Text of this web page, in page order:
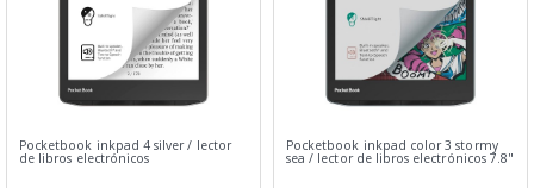
Pocketbook inkpad 4 silver / lector
de libros electrónicos
Pocketbook inkpad color 3 stormy
sea / lector de libros electrónicos 7.8"